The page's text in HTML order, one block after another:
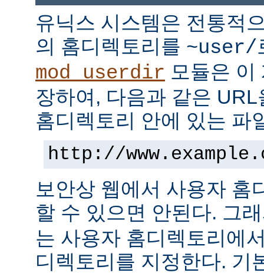
유닉스 시스템은 전통적
의 홈디렉토리를 ~user/
mod_userdir 모듈은
장하여, 다음과 같은
홈디렉토리 안에 있는 파
http://
보안상 웹에서 사용자 홈
할 수 있으면 안된다. 그
는 사용자 홈디렉토리에
디렉토리를 지정한다. 기